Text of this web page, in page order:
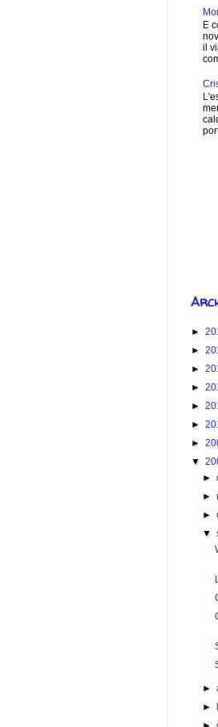
E
il
►
►
►
►
►
►
►
▼
►
►
►
▼
►
►